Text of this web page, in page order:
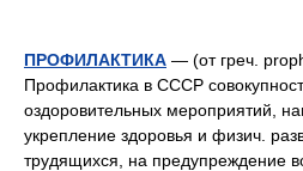
ПРОФИЛАКТИКА — (от греч.
Профилактика в СССР
оздоровительных мероприятий,
укрепление здоровья и физич.
трудящихся, на предупреждение